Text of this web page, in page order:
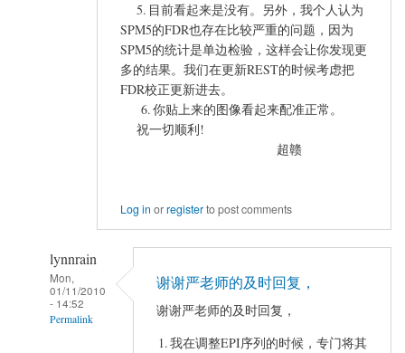
5. 目前看起来是没有。另外，我个人认为
SPM5的FDR也存在比较严重的问题，因为
SPM5的统计是单边检验，这样会让你发现更
多的结果。我们在更新REST的时候考虑把
FDR校正更新进去。
6. 你贴上来的图像看起来配准正常。
祝一切顺利!
超赣
Log in orregisterto post comments
lynnrain
Mon,
01/11/2010
- 14:52
Permalink
谢谢严老师的及时回复，
谢谢严老师的及时回复，
我在调整EPI序列的时候，专门将其